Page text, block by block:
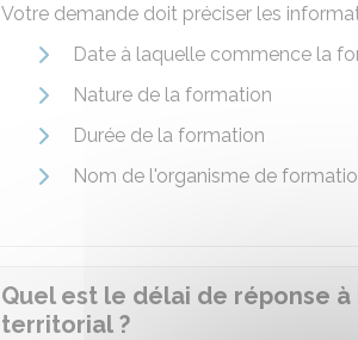
Votre demande doit préciser les
Date à laquelle commence la
Nature de la formation
Durée de la formation
Nom de l'organisme de
Quel est le délai de réponse
territorial ?